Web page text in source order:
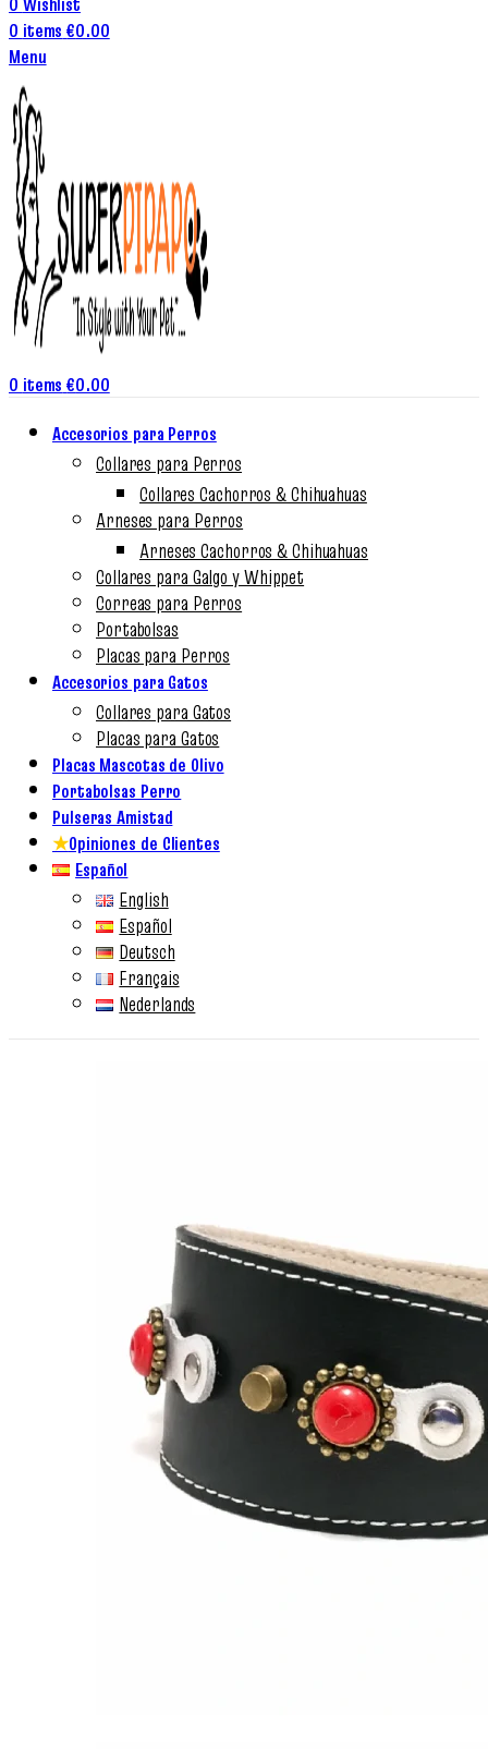
0 items €0.00
Menu
0 items €0.00
Accesorios para Perros
Collares para Perros
Collares Cachorros & Chihuahuas
Arneses para Perros
Arneses Cachorros & Chihuahuas
Collares para Galgo y Whippet
Correas para Perros
Portabolsas
Placas para Perros
Accesorios para Gatos
Collares para Gatos
Placas para Gatos
Placas Mascotas de Olivo
Portabolsas Perro
Pulseras Amistad
★Opiniones de Clientes
Español
English
Español
Deutsch
Français
Nederlands